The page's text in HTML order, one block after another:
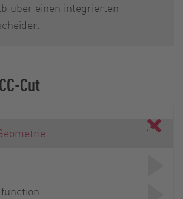
über einen integrierten
Cut